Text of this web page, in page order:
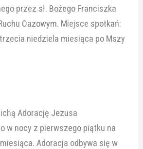
przez sł. Bożego Franciszka
Oazowym. Miejsce spotkań:
niedziela miesiąca po Mszy
Adorację Jezusa
w nocy z pierwszego piątku na
Adoracja odbywa się w